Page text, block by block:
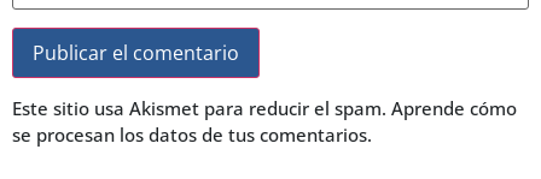
Este sitio usa Akismet para reducir el spam. Aprende cómo
se procesan los datos de tus comentarios.